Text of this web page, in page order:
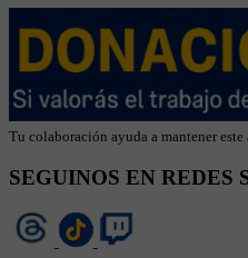
Tu colaboración ayuda a mantener
SEGUINOS EN REDES